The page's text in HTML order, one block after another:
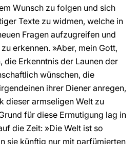
Wunsch zu folgen und sich
Texte zu widmen, welche in
Fragen aufzugreifen und
erkennen. »Aber, mein Gott,
die Erkenntnis der Launen der
wünschen, die
ihrer Diener anregen,
dieser armseligen Welt zu
für diese Ermutigung lag in
die Zeit: »Die Welt ist so
sie künftig nur mit parfümierten